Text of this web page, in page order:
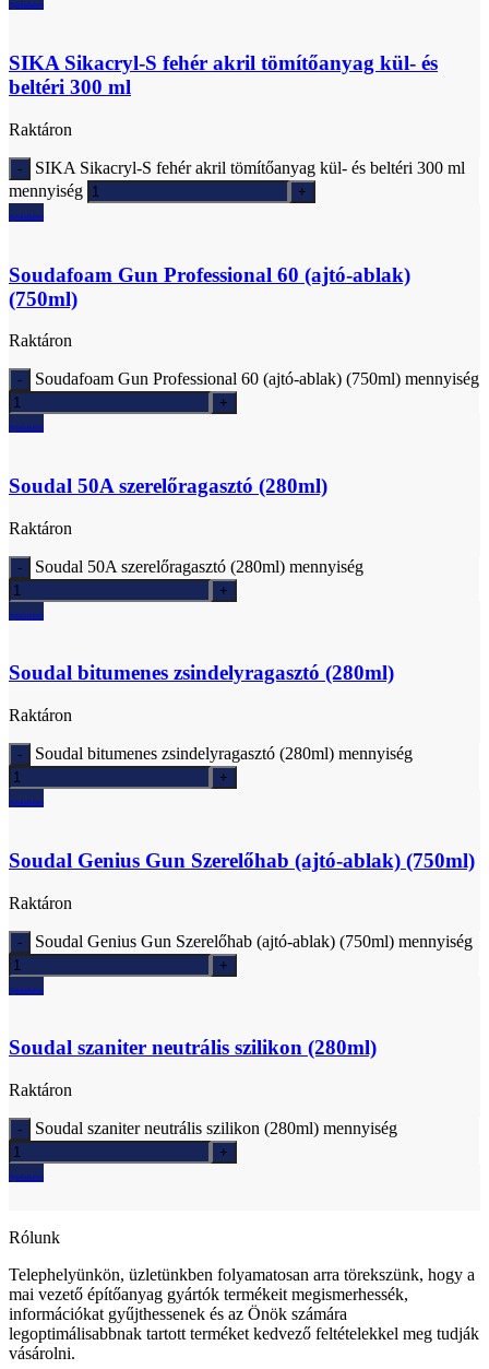
Ajánlatkérés
SIKA Sikacryl-S fehér akril tömítőanyag kül- és
beltéri 300 ml
Raktáron
SIKA Sikacryl-S fehér akril tömítőanyag kül- és beltéri 300 ml
mennyiség
Ajánlatkérés
Soudafoam Gun Professional 60 (ajtó-ablak)
(750ml)
Raktáron
Soudafoam Gun Professional 60 (ajtó-ablak) (750ml) mennyiség
Ajánlatkérés
Soudal 50A szerelőragasztó (280ml)
Raktáron
Soudal 50A szerelőragasztó (280ml) mennyiség
Ajánlatkérés
Soudal bitumenes zsindelyragasztó (280ml)
Raktáron
Soudal bitumenes zsindelyragasztó (280ml) mennyiség
Ajánlatkérés
Soudal Genius Gun Szerelőhab (ajtó-ablak) (750ml)
Raktáron
Soudal Genius Gun Szerelőhab (ajtó-ablak) (750ml) mennyiség
Ajánlatkérés
Soudal szaniter neutrális szilikon (280ml)
Raktáron
Soudal szaniter neutrális szilikon (280ml) mennyiség
Ajánlatkérés
Rólunk
Telephelyünkön, üzletünkben folyamatosan arra törekszünk, hogy a
mai vezető építőanyag gyártók termékeit megismerhessék,
információkat gyűjthessenek és az Önök számára
legoptimálisabbnak tartott terméket kedvező feltételekkel meg tudják
vásárolni.